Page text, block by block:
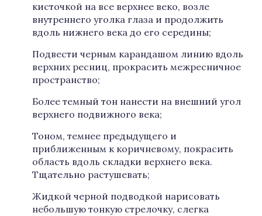
кисточкой на все верхнее веко, возле
внутреннего уголка глаза и продолжить
вдоль нижнего века до его середины;
Подвести черным карандашом линию вдоль
верхних ресниц, прокрасить межресничное
пространство;
Более темный тон нанести на внешний угол
верхнего подвижного века;
Тоном, темнее предыдущего и
приближенным к коричневому, покрасить
область вдоль складки верхнего века.
Тщательно растушевать;
Жидкой черной подводкой нарисовать
небольшую тонкую стрелочку, слегка